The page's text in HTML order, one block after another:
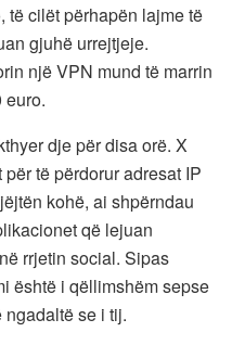
të cilët përhapën lajme të
gjuhë urrejtjeje.
një VPN mund të marrin
euro.
dje për disa orë. X
të përdorur adresat IP
kohë, ai shpërndau
që lejuan
rrjetin social. Sipas
është i qëllimshëm sepse
se i tij.